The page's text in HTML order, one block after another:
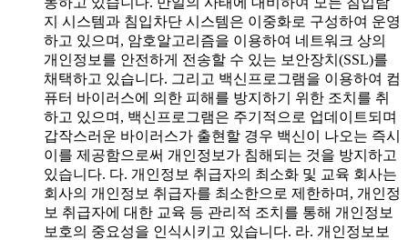
지 시스템과 침입차단 시스템은 이중화로 구성하여 운영
하고 있으며, 암호알고리즘을 이용하여 네트워크 상의
개인정보를 안전하게 전송할 수 있는 보안장치(SSL)를
채택하고 있습니다. 그리고 백신프로그램을 이용하여 컴
퓨터 바이러스에 의한 피해를 방지하기 위한 조치를 취
하고 있으며, 백신프로그램은 주기적으로 업데이트되며
갑작스러운 바이러스가 출현할 경우 백신이 나오는 즉시
이를 제공함으로써 개인정보가 침해되는 것을 방지하고
있습니다. 다. 개인정보 취급자의 최소화 및 교육 회사는
회사의 개인정보 취급자를 최소한으로 제한하며, 개인정
보 취급자에 대한 교육 등 관리적 조치를 통해 개인정보
보호의 중요성을 인식시키고 있습니다. 라. 개인정보보